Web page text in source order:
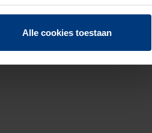
of herroepen.
Alle cookies toestaan